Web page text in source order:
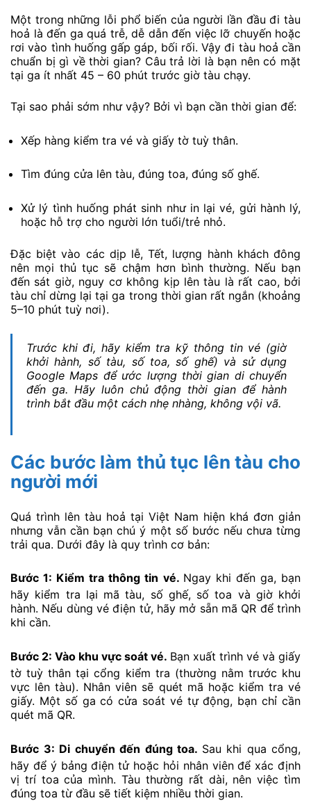
Một trong những lỗi phổ biến của người lần đầu đi tàu
hoả là đến ga quá trễ, dễ dẫn đến việc lỡ chuyến hoặc
rơi vào tình huống gấp gáp, bối rối. Vậy đi tàu hoả cần
chuẩn bị gì về thời gian? Câu trả lời là bạn nên có mặt
tại ga ít nhất 45 – 60 phút trước giờ tàu chạy.
Tại sao phải sớm như vậy? Bởi vì bạn cần thời gian để:
Xếp hàng kiểm tra vé và giấy tờ tuỳ thân.
Tìm đúng cửa lên tàu, đúng toa, đúng số ghế.
Xử lý tình huống phát sinh như in lại vé, gửi hành lý,
hoặc hỗ trợ cho người lớn tuổi/trẻ nhỏ.
Đặc biệt vào các dịp lễ, Tết, lượng hành khách đông
nên mọi thủ tục sẽ chậm hơn bình thường. Nếu bạn
đến sát giờ, nguy cơ không kịp lên tàu là rất cao, bởi
tàu chỉ dừng lại tại ga trong thời gian rất ngắn (khoảng
5–10 phút tuỳ nơi).
Trước khi đi, hãy kiểm tra kỹ thông tin vé (giờ
khởi hành, số tàu, số toa, số ghế) và sử dụng
Google Maps để ước lượng thời gian di chuyển
đến ga. Hãy luôn chủ động thời gian để hành
trình bắt đầu một cách nhẹ nhàng, không vội vã.
Các bước làm thủ tục lên tàu cho
người mới
Quá trình lên tàu hoả tại Việt Nam hiện khá đơn giản
nhưng vẫn cần bạn chú ý một số bước nếu chưa từng
trải qua. Dưới đây là quy trình cơ bản:
Bước 1: Kiểm tra thông tin vé. Ngay khi đến ga, bạn
hãy kiểm tra lại mã tàu, số ghế, số toa và giờ khởi
hành. Nếu dùng vé điện tử, hãy mở sẵn mã QR để trình
khi cần.
Bước 2: Vào khu vực soát vé. Bạn xuất trình vé và giấy
tờ tuỳ thân tại cổng kiểm tra (thường nằm trước khu
vực lên tàu). Nhân viên sẽ quét mã hoặc kiểm tra vé
giấy. Một số ga có cửa soát vé tự động, bạn chỉ cần
quét mã QR.
Bước 3: Di chuyển đến đúng toa. Sau khi qua cổng,
hãy để ý bảng điện tử hoặc hỏi nhân viên để xác định
vị trí toa của mình. Tàu thường rất dài, nên việc tìm
đúng toa từ đầu sẽ tiết kiệm nhiều thời gian.